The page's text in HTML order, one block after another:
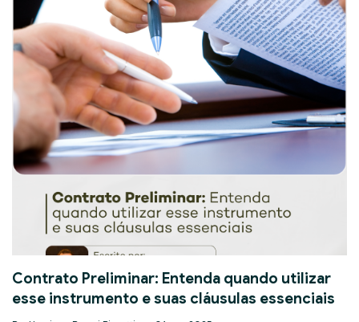
Contrato Preliminar: Entenda quando utilizar
esse instrumento e suas cláusulas essenciais